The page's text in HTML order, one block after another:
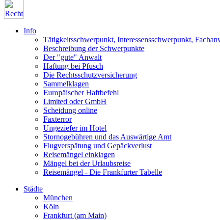
Info
Tätigkeitsschwerpunkt, Interessensschwerpunkt,
Beschreibung der Schwerpunkte
Der "gute" Anwalt
Haftung bei Pfusch
Die Rechtsschutzversicherung
Sammelklagen
Europäischer Haftbefehl
Limited oder GmbH
Scheidung online
Faxterror
Ungeziefer im Hotel
Stornogebühren und das Auswärtige Amt
Flugverspätung und Gepäckverlust
Reisemängel einklagen
Mängel bei der Urlaubsreise
Reisemängel - Die Frankfurter Tabelle
Städte
München
Köln
Frankfurt (am Main)